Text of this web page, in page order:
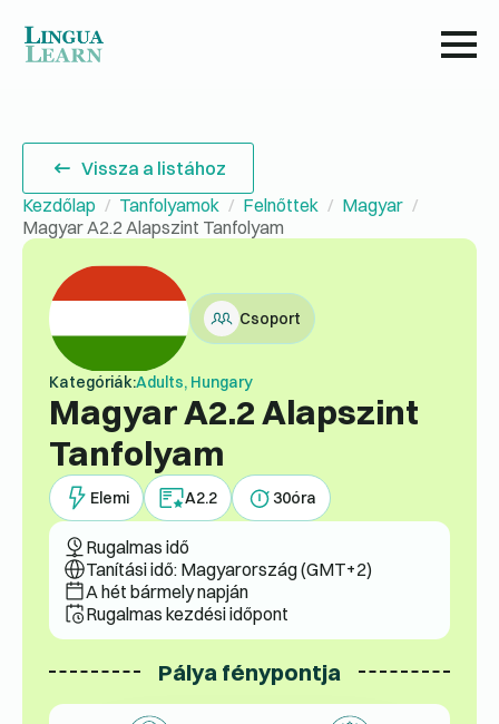
Vissza a listához
Kezdőlap
Tanfolyamok Felnőttek
Magyar
Magyar A2.2 Alapszint Tanfolyam
Csoport
Kategóriák:Adults, Hungary
Magyar A2.2 Alapszint
Tanfolyam
Elemi A2.2 30óra
Rugalmas idő
Tanítási idő: Magyarország (GMT+2)
A hét bármely napján
Rugalmas kezdési időpont
Pálya fénypontja